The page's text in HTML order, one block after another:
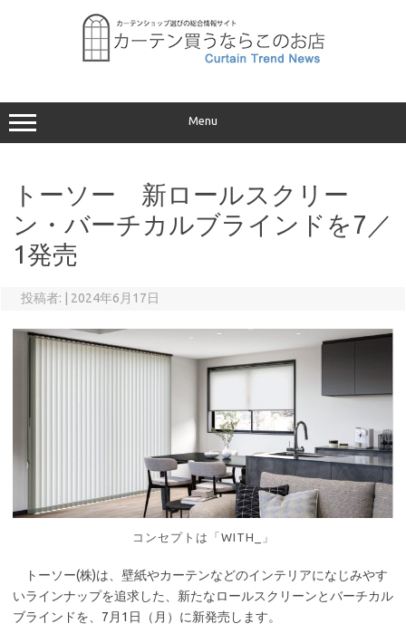
ッ
プ
Menu
トーソー 新ロールスクリー
ン・バーチカルブラインドを7／
1発売
投稿者: 2024年6月17日
コンセプトは「WITH_」
トーソー(株)は、壁紙やカーテンなどのインテリアになじみやす
いラインナップを追求した、新たなロールスクリーンとバーチカル
ブラインドを、7月1日（月）に新発売します。